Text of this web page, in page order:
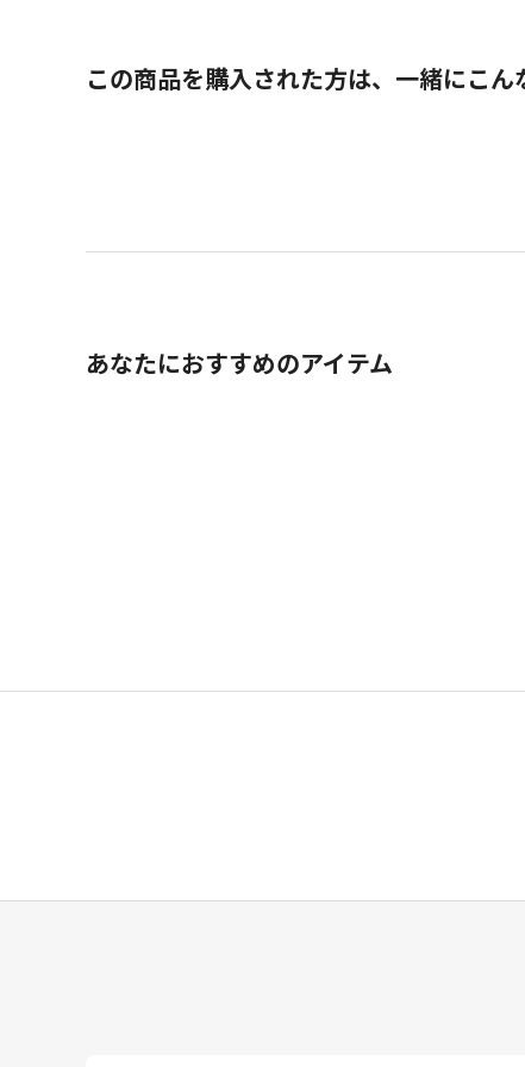
この商品を購入された方は、一緒にこん
あなたにおすすめのアイテム